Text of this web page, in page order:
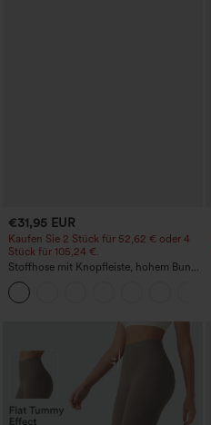
€31,95 EUR
Kaufen Sie 2 Stück für 52,62 € oder 4
Stück für 105,24 €.
Stoffhose mit Knopfleiste, hohem Bund,
mehreren Taschen und geradem Bein